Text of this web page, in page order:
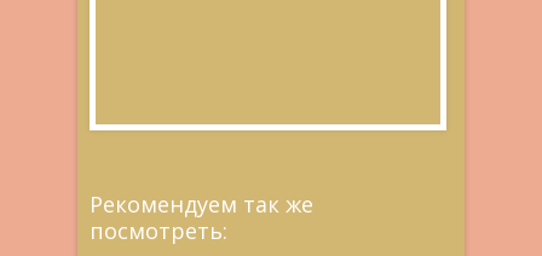
Рекомендуем так же
посмотреть: